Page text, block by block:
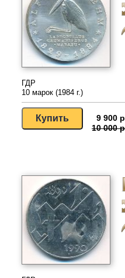
ГДР
10 марок (1984 г.)
9 900
10 000